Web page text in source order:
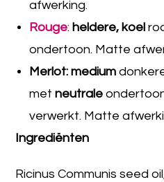
afwerking.
Rouge: heldere, koel
ondertoon. Matte
Merlot: medium
metneutrale
verwerkt. Matte
Ingrediënten
Ricinus Communis seed